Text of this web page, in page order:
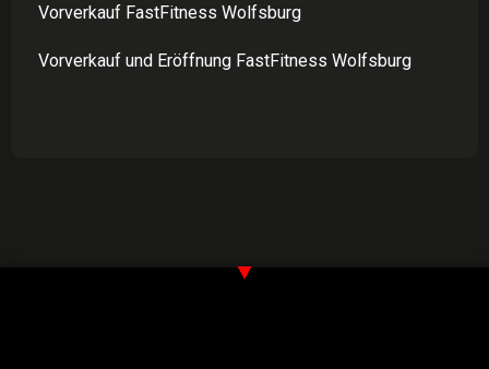
Vorverkauf FastFitness Wolfsburg
Vorverkauf und Eröffnung FastFitness Wolfsburg